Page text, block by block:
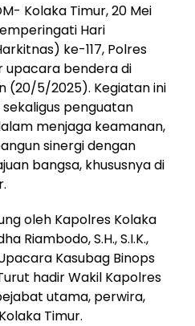
Kolaka Timur, 20 Mei
Hari
ke-117, Polres
upacara bendera di
(20/5/2025). Kegiatan ini
penguatan
menjaga keamanan,
sinergi dengan
bangsa, khususnya di
oleh Kapolres Kolaka
Riambodo, S.H., S.I.K.,
Kasubag Binops
hadir Wakil Kapolres
utama, perwira,
Timur.